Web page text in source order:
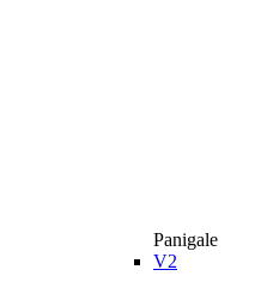
Panigale
V2